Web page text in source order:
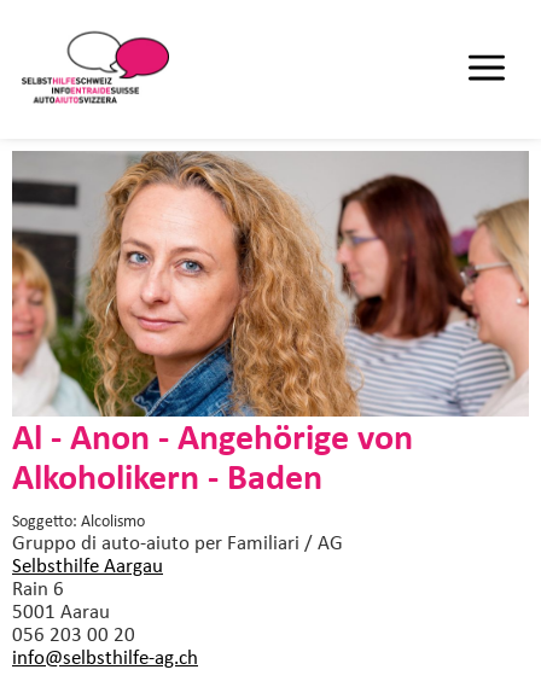
Al - Anon - Angehörige von
Alkoholikern - Baden
Soggetto: Alcolismo
Gruppo di auto-aiuto per Familiari / AG
Selbsthilfe Aargau
Rain 6
5001 Aarau
056 203 00 20
info@selbsthilfe-ag.ch